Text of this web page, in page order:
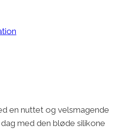
en nuttet og velsmagende
med den bløde silikone